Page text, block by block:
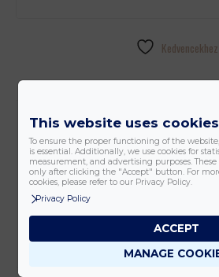
Kedvencekhez
További információk
Szélesség
830mm
Magasság
120mm
This website uses cookies
To ensure the proper functioning of the
is essential. Additionally, we use cookies for
measurement, and advertising purposes.
only after clicking the "Accept" button. For
cookies, please refer to our Privacy Policy.
Privacy Policy
MANAGE
ACCEPT